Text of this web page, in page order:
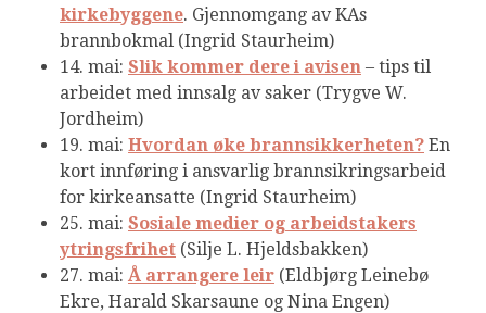
kirkebyggene. Gjennomgang av KAs
brannbokmal (Ingrid Staurheim)
14. mai: Slik kommer dere i avisen – tips til
arbeidet med innsalg av saker (Trygve W.
Jordheim)
19. mai: Hvordan øke brannsikkerheten? En
kort innføring i ansvarlig brannsikringsarbeid
for kirkeansatte (Ingrid Staurheim)
25. mai: Sosiale medier og arbeidstakers
ytringsfrihet (Silje L. Hjeldsbakken)
27. mai: Å arrangere leir (Eldbjørg Leinebø
Ekre, Harald Skarsaune og Nina Engen)